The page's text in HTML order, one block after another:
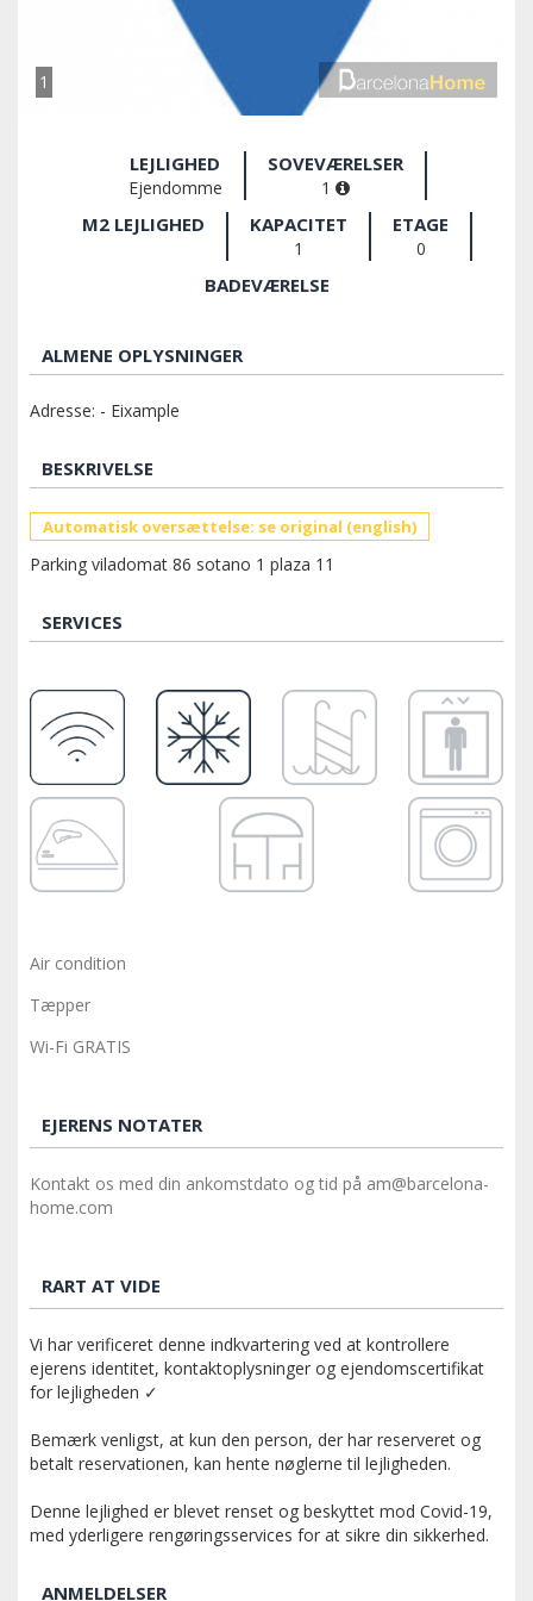
1
LEJLIGHED
Ejendomme
SOVEVÆRELSER
1
M2 LEJLIGHED KAPACITET
1
ETAGE
0
BADEVÆRELSE
ALMENE OPLYSNINGER
Adresse: - Eixample
BESKRIVELSE
Automatisk oversættelse: se original (english)
Parking viladomat 86 sotano 1 plaza 11
SERVICES
Air condition
Tæpper
Wi-Fi GRATIS
EJERENS NOTATER
Kontakt os med din ankomstdato og tid på am@barcelona-
home.com
RART AT VIDE
Vi har verificeret denne indkvartering ved at kontrollere
ejerens identitet, kontaktoplysninger og ejendomscertifikat
for lejligheden ✓
Bemærk venligst, at kun den person, der har reserveret og
betalt reservationen, kan hente nøglerne til lejligheden.
Denne lejlighed er blevet renset og beskyttet mod Covid-19,
med yderligere rengøringsservices for at sikre din sikkerhed.
ANMELDELSER